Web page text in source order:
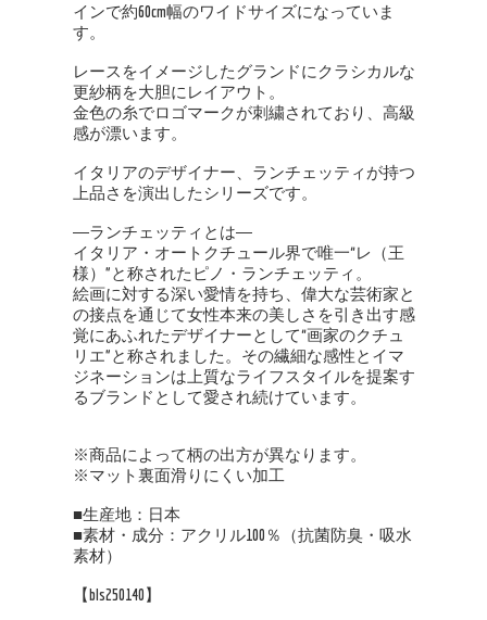
インで約60cm幅のワイドサイズになっていま
す。
レースをイメージしたグランドにクラシカルな
更紗柄を大胆にレイアウト。
金色の糸でロゴマークが刺繍されており、高級
感が漂います。
イタリアのデザイナー、ランチェッティが持つ
上品さを演出したシリーズです。
―ランチェッティとは―
イタリア・オートクチュール界で唯一“レ（王
様）”と称されたピノ・ランチェッティ。
絵画に対する深い愛情を持ち、偉大な芸術家と
の接点を通じて女性本来の美しさを引き出す感
覚にあふれたデザイナーとして“画家のクチュ
リエ”と称されました。その繊細な感性とイマ
ジネーションは上質なライフスタイルを提案す
るブランドとして愛され続けています。
※商品によって柄の出方が異なります。
※マット裏面滑りにくい加工
■生産地：日本
■素材・成分：アクリル100％（抗菌防臭・吸水
素材）
【bls250140】